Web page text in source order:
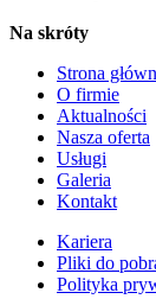
Na skróty
Strona
O firmie
Aktualności
Nasza oferta
Usługi
Galeria
Kontakt
Kariera
Pliki do
Polityka